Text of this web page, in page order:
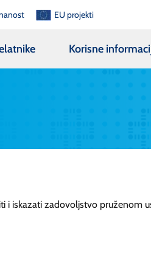
EU projekti
Korisne
i iskazati zadovoljstvo pruženom